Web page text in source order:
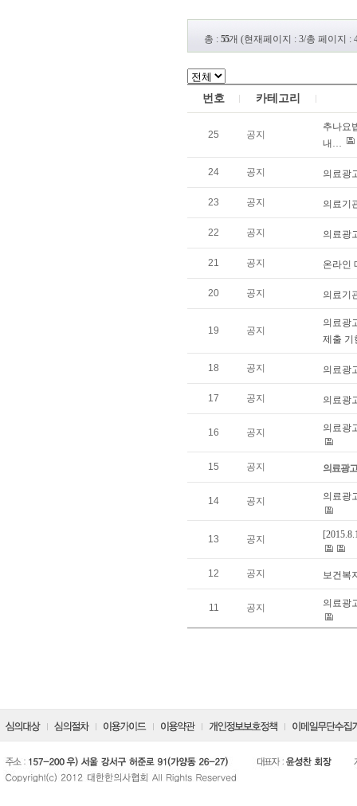
총 : 55개 (현재페이지 : 3/총 페이지 :
번호 카테고리
25 공지
추나요
내…
24 공지 의료광
23 공지 의료기
22 공지 의료광
21 공지 온라인
20 공지 의료기
19 공지
의료광
제출
18 공지 의료광
17 공지 의료광
16 공지 의료광
15 공지 의료광
14 공지 의료광
13 공지
12 공지 보건복
11 공지 의료광